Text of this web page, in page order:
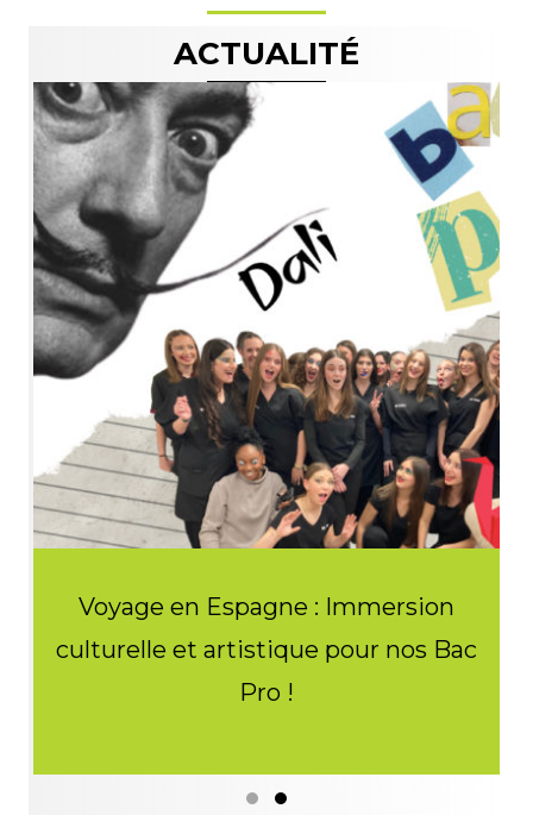
ACTUALITÉ
Voyage en Espagne : Immersion
culturelle et artistique pour nos Bac
Pro !